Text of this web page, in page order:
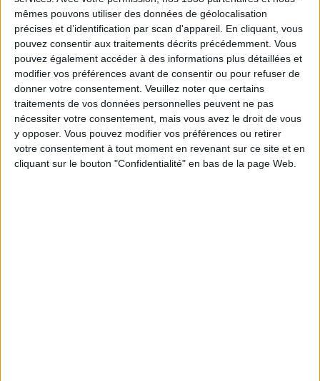
mêmes pouvons utiliser des données de géolocalisation
précises et d’identification par scan d'appareil. En cliquant, vous
pouvez consentir aux traitements décrits précédemment. Vous
pouvez également accéder à des informations plus détaillées et
modifier vos préférences avant de consentir ou pour refuser de
donner votre consentement. Veuillez noter que certains
traitements de vos données personnelles peuvent ne pas
nécessiter votre consentement, mais vous avez le droit de vous
y opposer. Vous pouvez modifier vos préférences ou retirer
votre consentement à tout moment en revenant sur ce site et en
cliquant sur le bouton "Confidentialité" en bas de la page Web.
Moins de
5 kilos
De 5 à 10
kilos
Plus de
10 kilos
Service-client & Motivation Voir tout
Les équipes du Service-client et de la
Communauté Savoir Maigrir vous aident
chaque semaine à vous rapprocher
sereinement de votre objectif minceur.